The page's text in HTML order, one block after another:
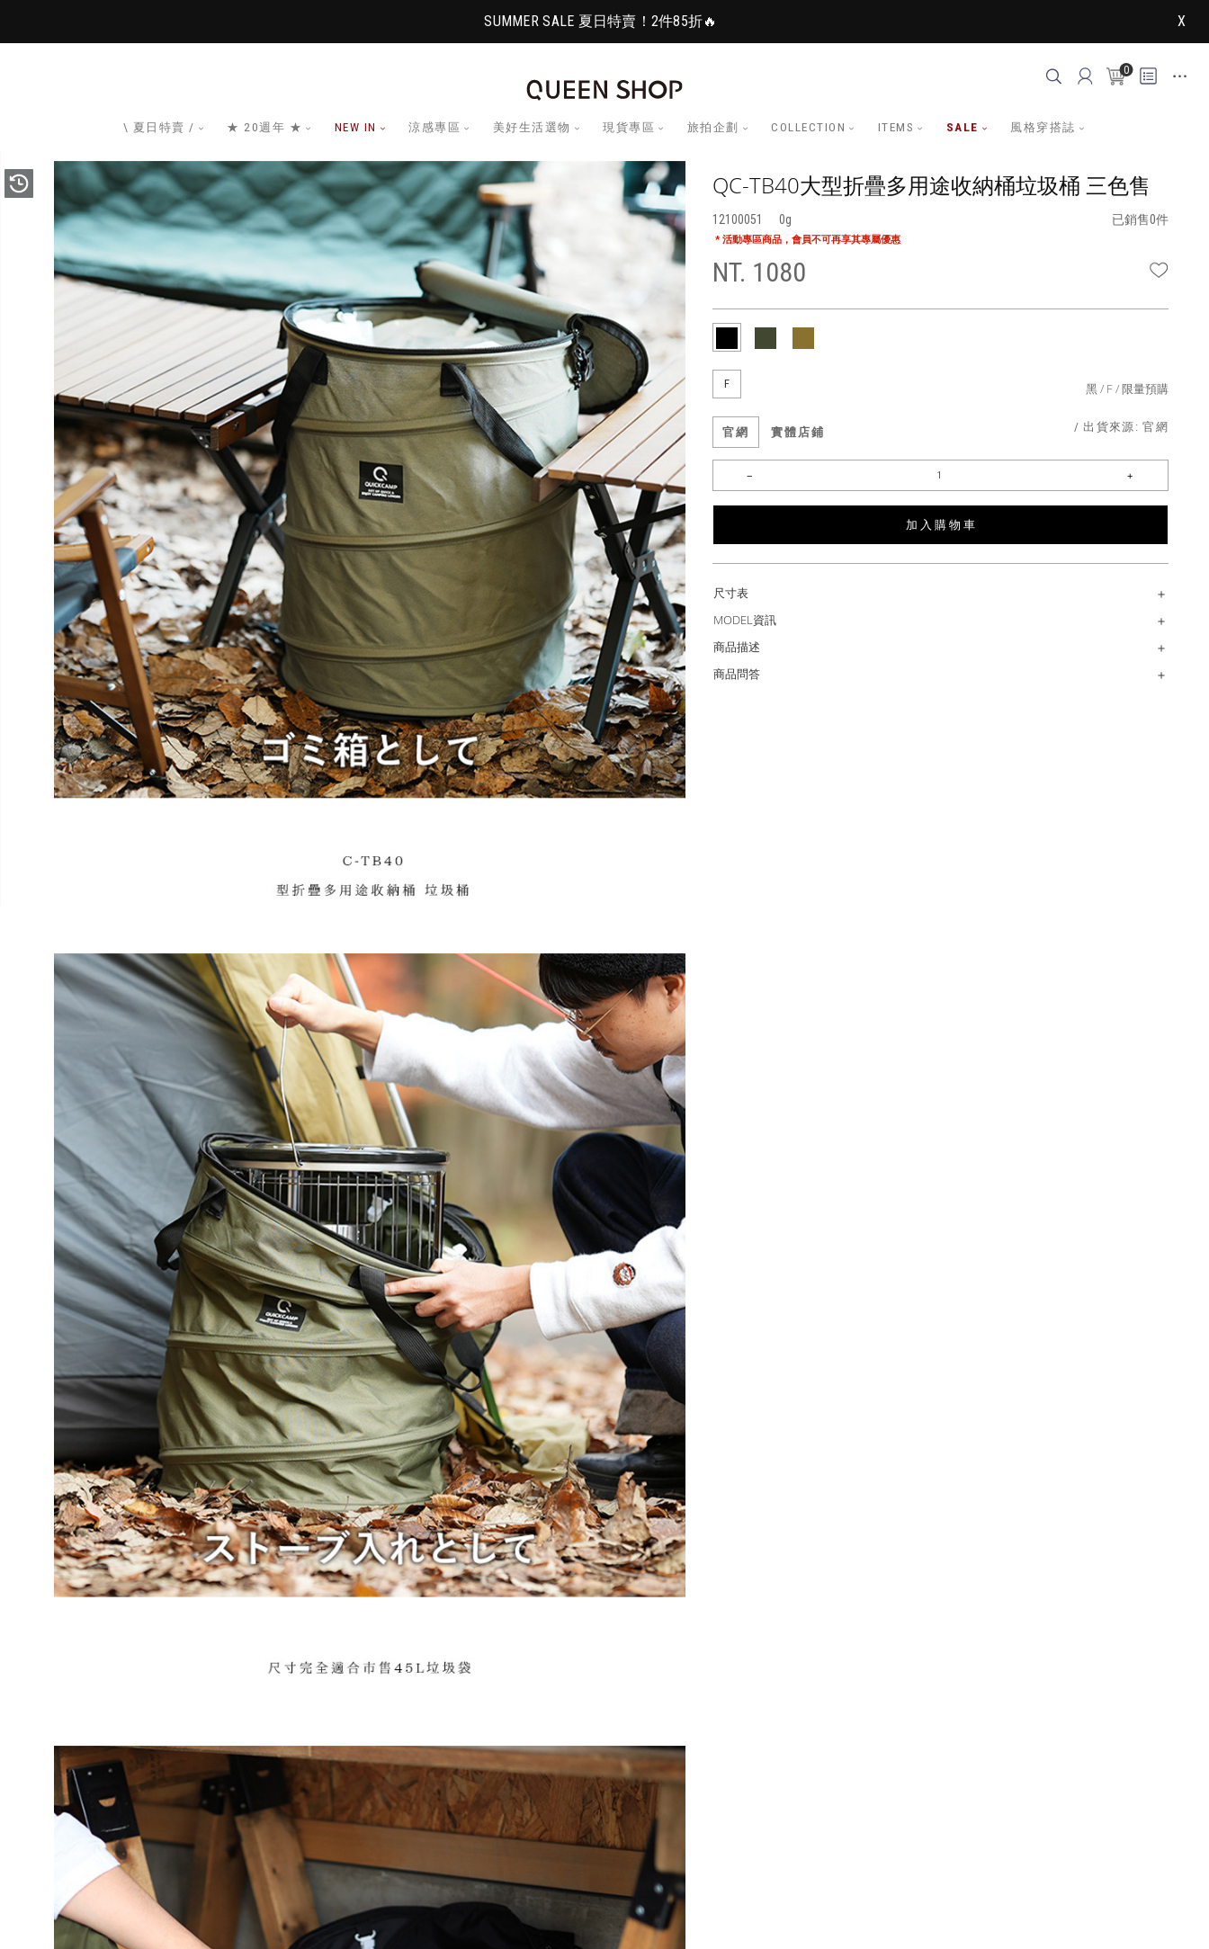
SUMMER SALE 夏日特賣！2件85折🔥 X
0
\ 夏日特賣 / ★ 20週年 ★ NEW IN 涼感專區 美好生活選物 現貨專區 旅拍企劃 COLLECTION ITEMS SALE 風格穿搭誌
QC-TB40大型折疊多用途收納桶垃圾桶 三色售
12100051 0 已銷售0件
* 活動專區商品，會員不可再享其專屬優惠
NT. 1080
F 黑 F 限量預購
官網 實體店鋪 / 出貨來源:官網
加 入 購 物 車
尺寸表
MODEL資訊
商品描述
商品問答